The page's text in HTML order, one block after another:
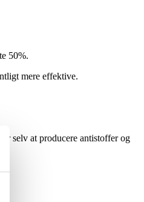
50%.
mere effektive.
selv at producere antistoffer og